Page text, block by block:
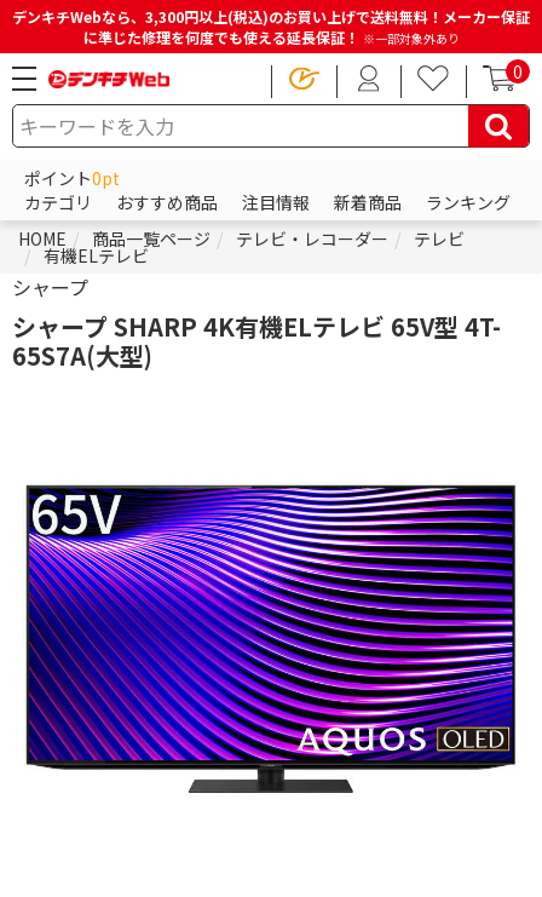
デンキチWebなら、3,300円以上(税込)のお買い上げで送料無料！メーカー保証
に準じた修理を何度でも使える延長保証！ ※一部対象外あり
0
ポイント0pt
カテゴリ
おすすめ商品 注目情報 新着商品
ランキング
HOME
商品一覧ページ テレビ・レコーダー テレビ
有機ELテレビ
シャープ
シャープ SHARP 4K有機ELテレビ 65V型 4T-
65S7A(大型)